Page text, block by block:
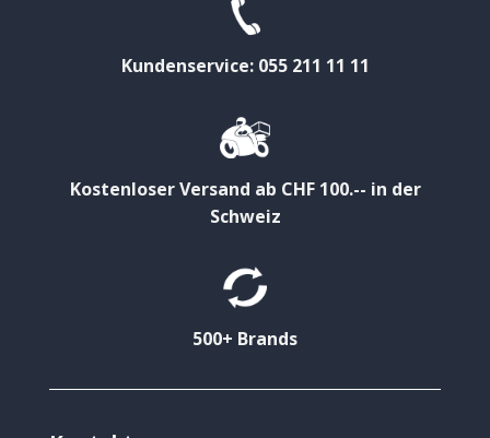
Kundenservice: 055 211 11 11
Kostenloser Versand ab CHF 100.-- in der
Schweiz
500+ Brands